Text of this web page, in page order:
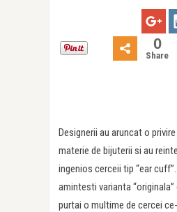
0
Share
Designerii au aruncat o
materie de bijuterii si au
ingenios cerceii tip “ear
amintesti varianta “originala”
purtai o multime de cercei